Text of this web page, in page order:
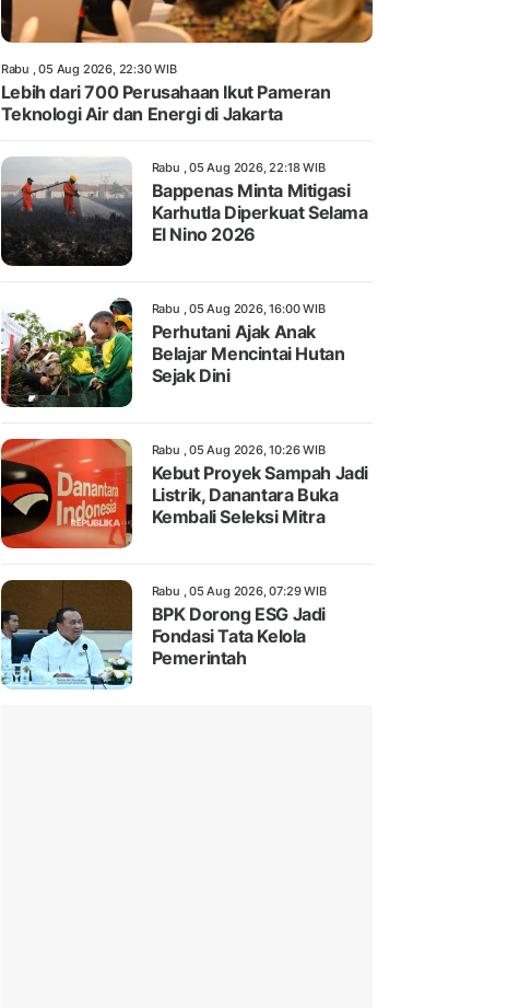
Rabu , 05 Aug 2026, 22:30 WIB
Lebih dari 700 Perusahaan Ikut Pameran
Teknologi Air dan Energi di Jakarta
Rabu , 05 Aug 2026, 22:18 WIB
Bappenas Minta Mitigasi
Karhutla Diperkuat Selama
El Nino 2026
Rabu , 05 Aug 2026, 16:00 WIB
Perhutani Ajak Anak
Belajar Mencintai Hutan
Sejak Dini
Rabu , 05 Aug 2026, 10:26 WIB
Kebut Proyek Sampah Jadi
Listrik, Danantara Buka
Kembali Seleksi Mitra
Rabu , 05 Aug 2026, 07:29 WIB
BPK Dorong ESG Jadi
Fondasi Tata Kelola
Pemerintah